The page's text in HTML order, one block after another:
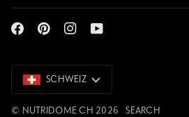
SCHWEIZ
SCHWEIZ
© NUTRIDOME CH 2026 SEARCH